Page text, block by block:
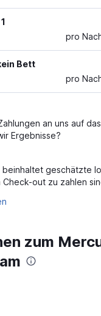
pro
Bett
pro
an uns auf
Ergebnisse?
geschätzte
out zu zahlen
zum